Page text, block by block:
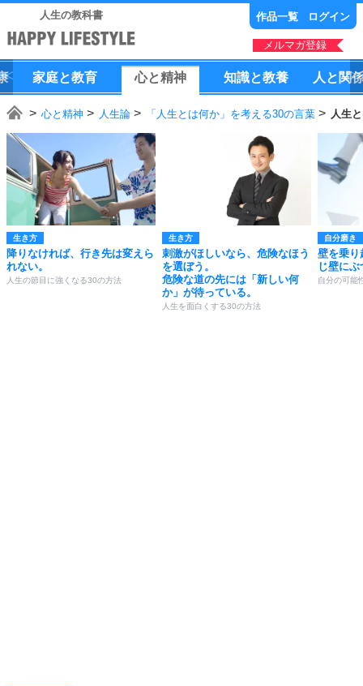
人生の教科書 作品一覧 ログイン
メルマガ登録
家庭と教育 心と精神 知識と教養 人 と 関
心と精神 人生論 「人生とは何か」を考える30の言葉 人生
生き方
降りなければ、行き先は変えら
れない。
人生の節目に強くなる30の方法
生き方
刺激がほしいなら、危険なほう
を選ぼう。
危険な道の先には「新しい何
か」が待っている。
人生を面白くする30の方法
自分磨き
壁を乗り
じ壁に
自分の可能